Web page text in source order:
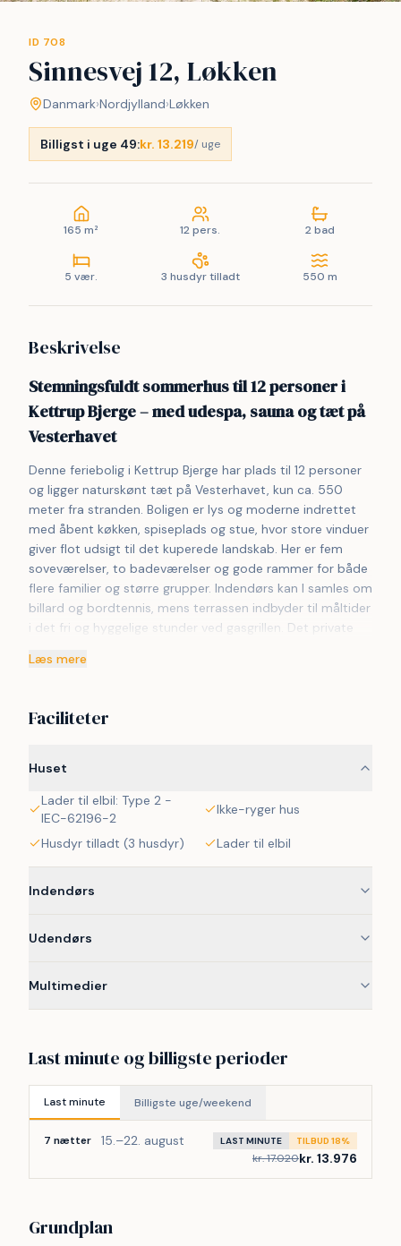
ID 708
Sinnesvej 12, Løkken
Danmark›Nordjylland›Løkken
Billigst i uge 49:kr. 13.219/ uge
165 m² 12 pers. 2 bad
5 vær. 3 husdyr tilladt 550 m
Beskrivelse
Stemningsfuldt sommerhus til 12 personer i
Kettrup Bjerge – med udespa, sauna og tæt på
Vesterhavet
Denne feriebolig i Kettrup Bjerge har plads til 12 personer
og ligger naturskønt tæt på Vesterhavet, kun ca. 550
meter fra stranden. Boligen er lys og moderne indrettet
med åbent køkken, spiseplads og stue, hvor store vinduer
giver flot udsigt til det kuperede landskab. Her er fem
soveværelser, to badeværelser og gode rammer for både
flere familier og større grupper. Indendørs kan I samles om
billard og bordtennis, mens terrassen indbyder til måltider
i det fri og hyggelige stunder ved gasgrillen. Det private
giver mulighed for afslapning året rundt. Området byder
inden for kort afstand.
Læs mere
Faciliteter
Huset
Lader til elbil: Type 2 -
IEC-62196-2
Ikke-ryger hus
Husdyr tilladt (3 husdyr) Lader til elbil
Indendørs
Udendørs
Multimedier
Last minute og billigste perioder
Last minute Billigste uge/weekend
7 nætter 15.–22. august LAST MINUTE TILBUD 18%
kr. 17.020kr. 13.976
Grundplan